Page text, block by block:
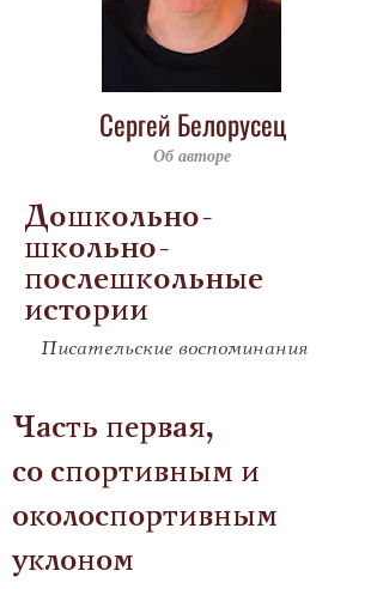
Сергей Белорусец
Об авторе
Дошкольно-
школьно-
послешкольные
истории
Писательские воспоминания
Часть первая,
со спортивным и
околоспортивным
уклоном